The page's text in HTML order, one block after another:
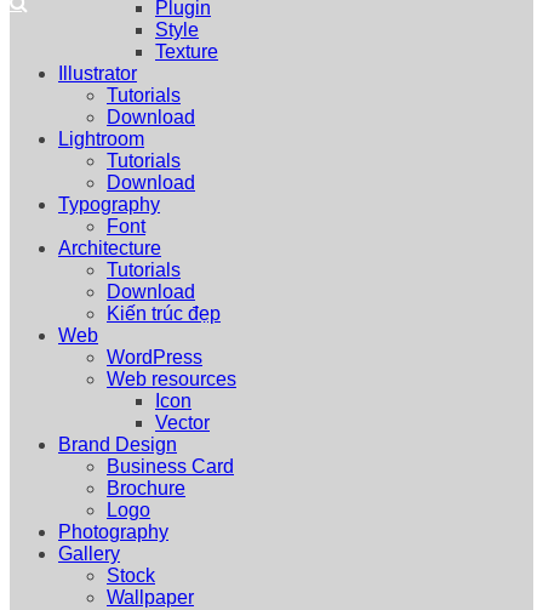
Plugin
Style
Texture
Illustrator
Tutorials
Download
Lightroom
Tutorials
Download
Typography
Font
Architecture
Tutorials
Download
Kiến trúc đẹp
Web
WordPress
Web resources
Icon
Vector
Brand Design
Business Card
Brochure
Logo
Photography
Gallery
Stock
Wallpaper